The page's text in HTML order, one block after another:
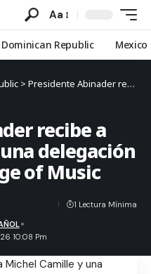
Aa
Dominican Republic Mexico
> Presidente Abinader recibe a Michel Camille y una delegación del Berklee College of Music
recibe a
delegación
of Music
10:08 Pm
1 Lectura Mínima